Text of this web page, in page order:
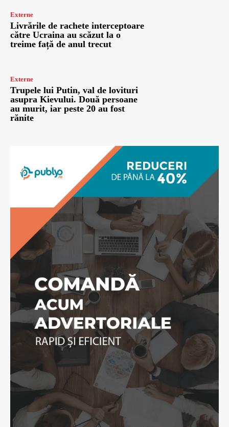
Externe
Livrările de rachete interceptoare
către Ucraina au scăzut la o
treime față de anul trecut
Externe
Trupele lui Putin, val de lovituri
asupra Kievului. Două persoane
au murit, iar peste 20 au fost
rănite